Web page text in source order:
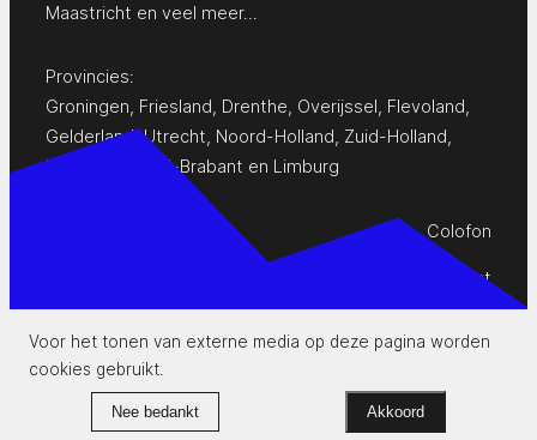
Voor het tonen van externe media op deze pagina worden
cookies gebruikt.
Nee bedankt Akkoord
Maastricht en veel meer…
Provincies:
Groningen Friesland Drenthe Overijssel Flevoland
Gelderland,Utrecht Noord-Holland Zuid-Holland
Zeeland
Noord-Brabant en Limburg
Colofon
Privacy Statement